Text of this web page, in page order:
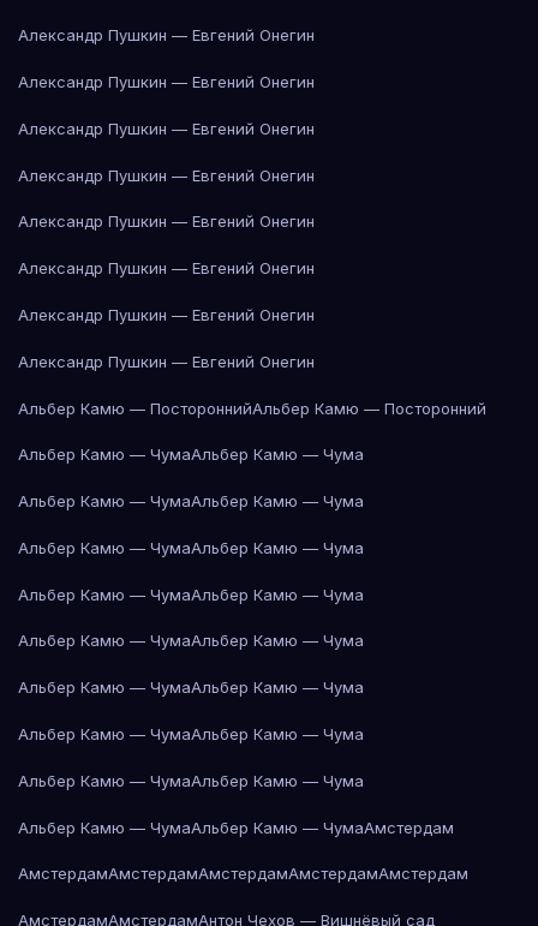
Александр Пушкин — Евгений Онегин
Александр Пушкин — Евгений Онегин
Александр Пушкин — Евгений Онегин
Александр Пушкин — Евгений Онегин
Александр Пушкин — Евгений Онегин
Александр Пушкин — Евгений Онегин
Александр Пушкин — Евгений Онегин
Александр Пушкин — Евгений Онегин
Альбер Камю — ПостороннийАльбер Камю — Посторонний
Альбер Камю — ЧумаАльбер Камю — Чума
Альбер Камю — ЧумаАльбер Камю — Чума
Альбер Камю — ЧумаАльбер Камю — Чума
Альбер Камю — ЧумаАльбер Камю — Чума
Альбер Камю — ЧумаАльбер Камю — Чума
Альбер Камю — ЧумаАльбер Камю — Чума
Альбер Камю — ЧумаАльбер Камю — Чума
Альбер Камю — ЧумаАльбер Камю — Чума
Альбер Камю — ЧумаАльбер Камю — ЧумаАмстердам
АмстердамАмстердамАмстердамАмстердамАмстердам
АмстердамАмстердамАнтон Чехов — Вишнёвый сад